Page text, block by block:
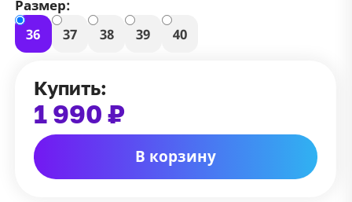
Размер:
36
37 38 39 40
Купить:
1 990 ₽
В корзину